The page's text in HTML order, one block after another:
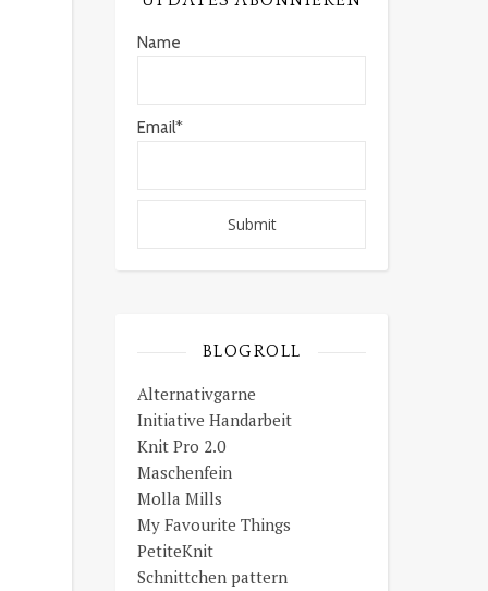
Name
Email*
BLOGROLL
Alternativgarne
Initiative Handarbeit
Knit Pro 2.0
Maschenfein
Molla Mills
My Favourite Things
PetiteKnit
Schnittchen pattern